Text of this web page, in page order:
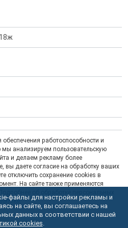
обеспечения работоспособности и
анализируем пользовательскую
и делаем рекламу более
вы даете согласие на обработку ваших
отключить сохранение cookies в
На сайте также применяются
.
файлы для настройки рекламы и
на сайте, вы соглашаетесь на
данных в соответствии с нашей
cookies.